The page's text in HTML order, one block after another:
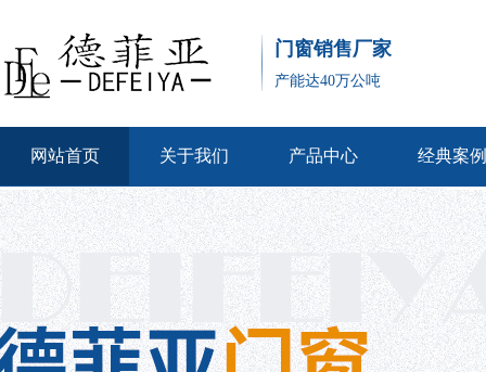
门窗销售厂家
产能达40万公吨
网站首页 关于我们 产品中心 经典案例